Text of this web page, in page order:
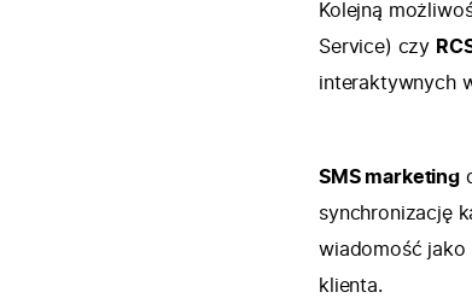
Kolejną
Service) czy
interaktywnych
SMS marketing
synchronizację
wiadomość jako
klienta.